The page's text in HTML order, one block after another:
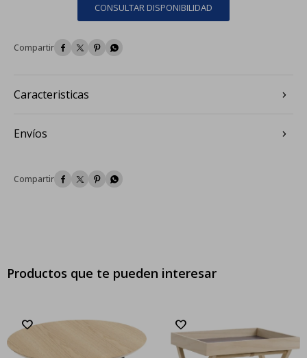
CONSULTAR DISPONIBILIDAD
   
Caracteristicas
Envíos
   
Productos que te pueden interesar